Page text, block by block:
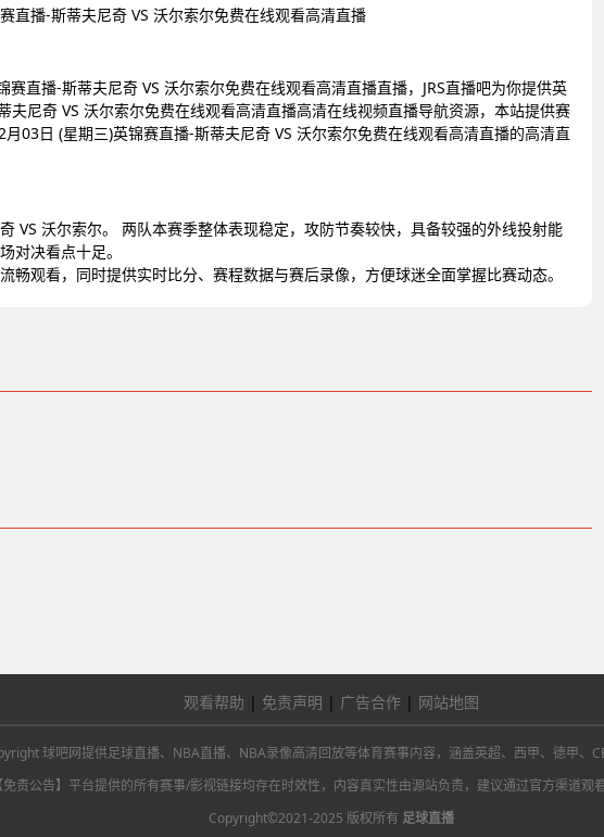
直播-斯蒂夫尼奇 VS 沃尔索尔免费在线观看高清直播
直播-斯蒂夫尼奇 VS 沃尔索尔免费在线观看高清直播直播，JRS直播吧为你提供英
尼奇 VS 沃尔索尔免费在线观看高清直播高清在线视频直播导航资源，本站提供赛
03日 (星期三)英锦赛直播-斯蒂夫尼奇 VS 沃尔索尔免费在线观看高清直播的高清直
VS 沃尔索尔。 两队本赛季整体表现稳定，攻防节奏较快，具备较强的外线投射能
对决看点十足。
畅观看，同时提供实时比分、赛程数据与赛后录像，方便球迷全面掌握比赛动态。
观看帮助 | 免责声明 | 广告合作 | 网站地图
球吧网提供足球直播、NBA直播、NBA录像高清回放等体育赛事内容，涵盖英超、西甲、德甲、
【免责公告】平台提供的所有赛事/影视链接均存在时效性，内容真实性由源站负责，建议通过官方渠道观
Copyright©2021-2025 版权所有 足球直播